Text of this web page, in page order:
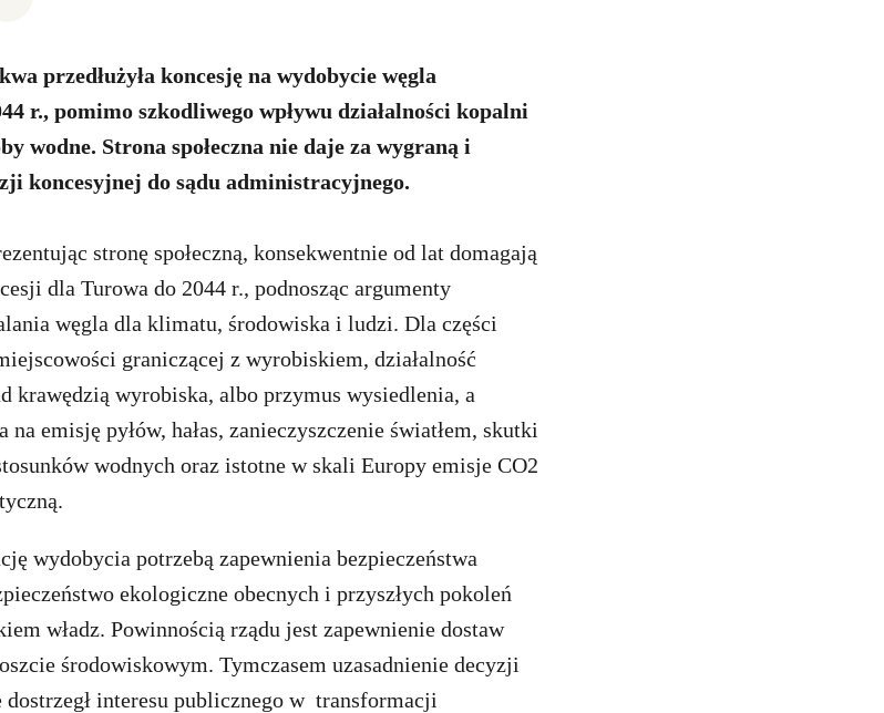
przedłużyła koncesję na wydobycie węgla
r., pomimo szkodliwego wpływu działalności kopalni
wodne. Strona społeczna nie daje za wygraną i
koncesyjnej do sądu administracyjnego.
stronę społeczną, konsekwentnie od lat domagają
dla Turowa do 2044 r., podnosząc argumenty
węgla dla klimatu, środowiska i ludzi. Dla części
graniczącej z wyrobiskiem, działalność
krawędzią wyrobiska, albo przymus wysiedlenia, a
na emisję pyłów, hałas, zanieczyszczenie światłem, skutki
wodnych oraz istotne w skali Europy emisje CO2
wydobycia potrzebą zapewnienia bezpieczeństwa
ekologiczne obecnych i przyszłych pokoleń
władz. Powinnością rządu jest zapewnienie dostaw
środowiskowym. Tymczasem uzasadnienie decyzji
interesu publicznego w transformacji